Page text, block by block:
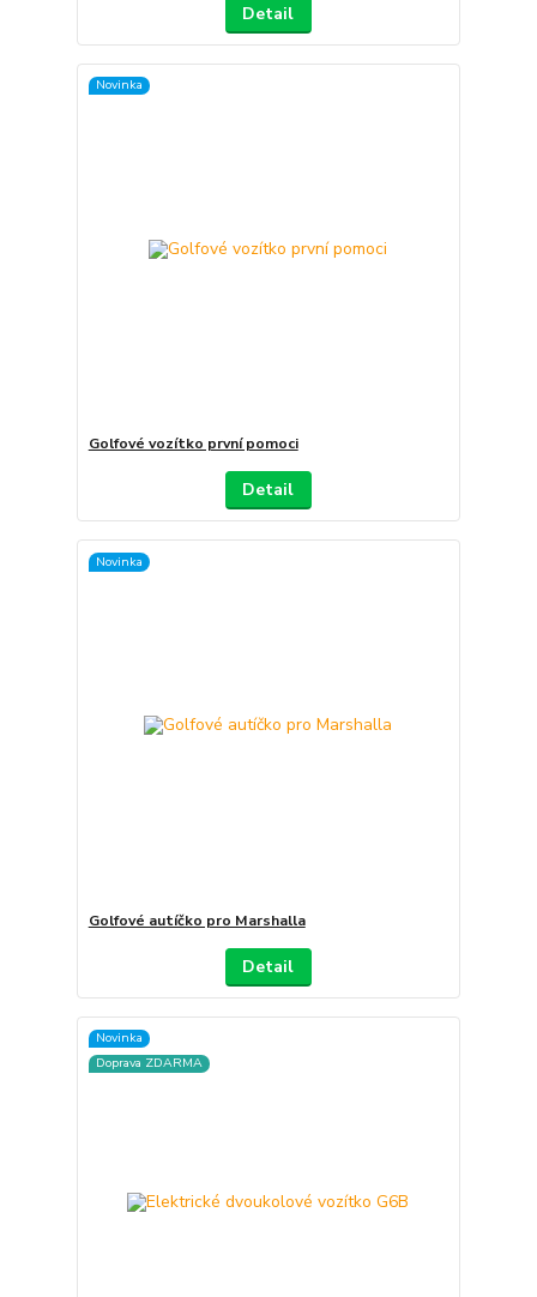
Detail
Novinka
Golfové vozítko první pomoci
Detail
Novinka
Golfové autíčko pro Marshalla
Detail
Novinka
Doprava ZDARMA